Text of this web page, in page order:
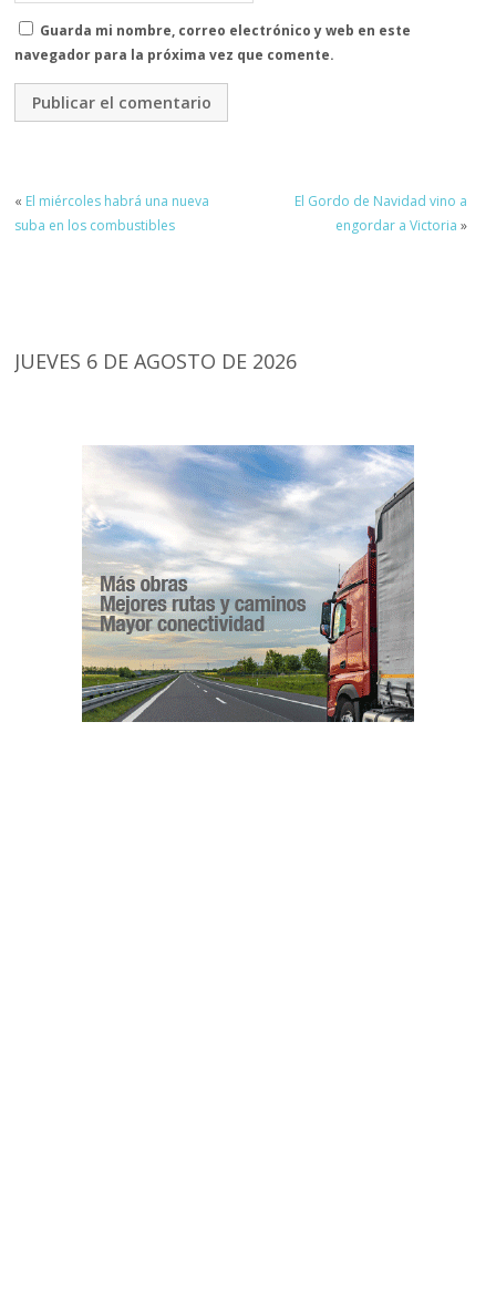
Guarda mi nombre, correo electrónico y web en este
navegador para la próxima vez que comente.
« El miércoles habrá una nueva
suba en los combustibles
El Gordo de Navidad vino a
engordar a Victoria »
JUEVES 6 DE AGOSTO DE 2026